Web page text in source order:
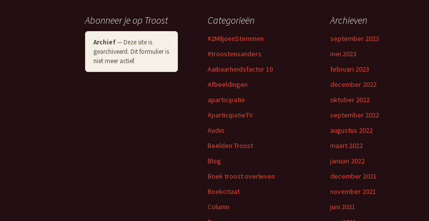
Abonneer je op Troost
Archief— Deze site is
gearchiveerd. Dit formulier is
niet meer actief.
Categorieën
#2MiljoenStemmen
#troostensanders
Aaibaarheidsfactor 10
Afbeeldingen
aparticipatie
AparticipatieTV
Audio
Beelden Troost
Blog
Boek troost overleven
Boekcitaat
Column
Archieven
september 2023
mei 2023
februari 2023
december 2022
oktober 2022
september 2022
augustus 2022
maart 2022
januari 2022
december 2021
november 2021
juni 2021